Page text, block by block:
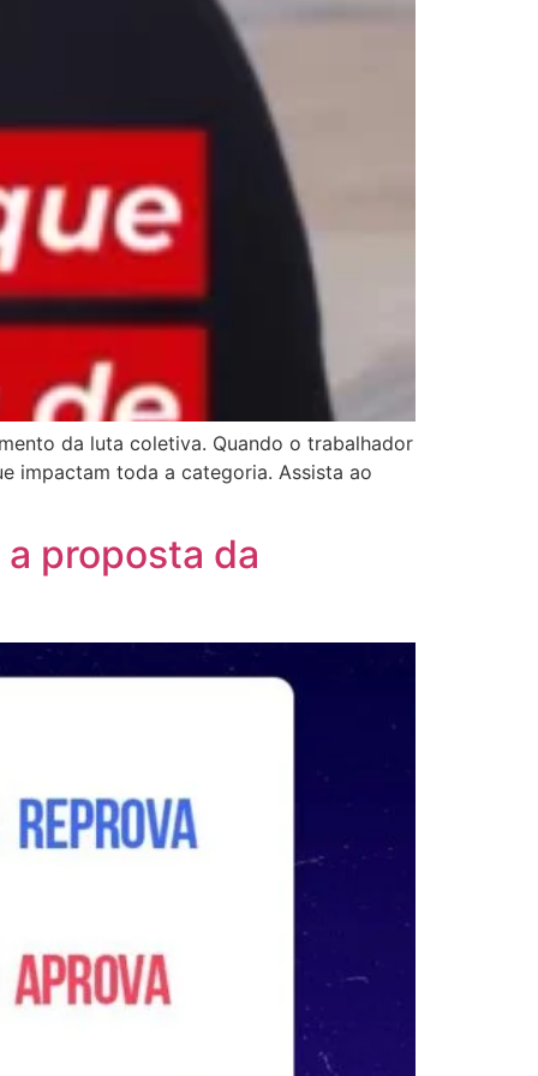
da luta coletiva. Quando o trabalhador
impactam toda a categoria. Assista ao
proposta da